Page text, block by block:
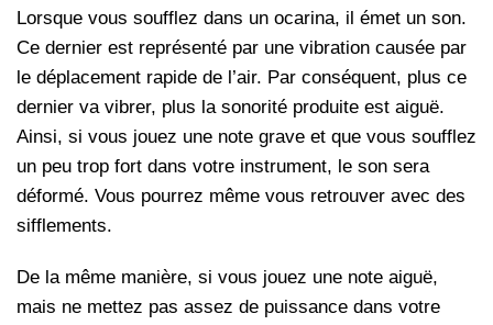
Lorsque vous soufflez dans un ocarina, il émet un son.
Ce dernier est représenté par une vibration causée par
le déplacement rapide de l’air. Par conséquent, plus ce
dernier va vibrer, plus la sonorité produite est aiguë.
Ainsi, si vous jouez une note grave et que vous soufflez
un peu trop fort dans votre instrument, le son sera
déformé. Vous pourrez même vous retrouver avec des
sifflements.
De la même manière, si vous jouez une note aiguë,
mais ne mettez pas assez de puissance dans votre